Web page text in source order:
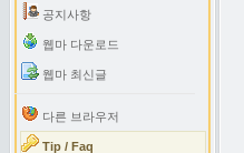
공지사항
웹마 다운로드
웹마 최신글
다른 브라우저
Tip / Faq